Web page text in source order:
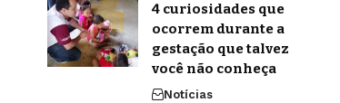
4 curiosidades que
ocorrem durante a
gestação que talvez
você não conheça
Notícias